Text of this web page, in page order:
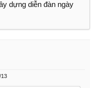
dựng diễn đàn ngày
13